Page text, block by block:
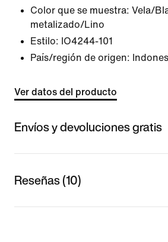
Color que se muestra: Vela/
metalizado/Lino
Estilo: IO4244-101
País/región de origen:
Ver datos del producto
Envíos y devoluciones gratis
Reseñas (10)